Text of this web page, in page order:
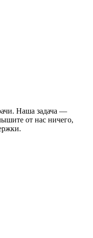
Наша задача —
от нас ничего,